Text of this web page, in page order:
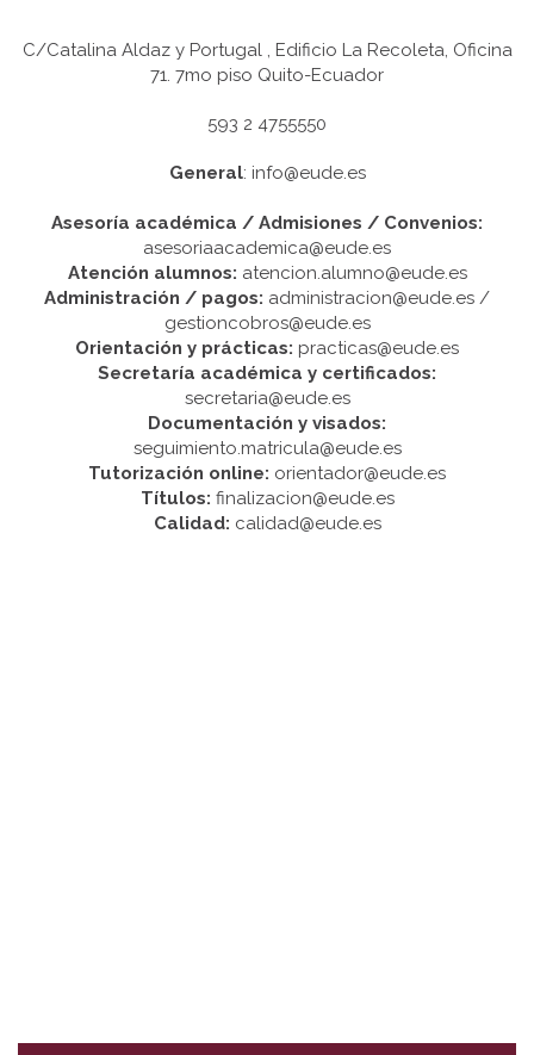
C/Catalina Aldaz y Portugal , Edificio La Recoleta, Oficina
71. 7mo piso Quito-Ecuador
593 2 4755550
General: info@eude.es
Asesoría académica / Admisiones / Convenios:
asesoriaacademica@eude.es
Atención alumnos: atencion.alumno@eude.es
Administración / pagos: administracion@eude.es /
gestioncobros@eude.es
Orientación y prácticas: practicas@eude.es
Secretaría académica y certificados:
secretaria@eude.es
Documentación y visados:
seguimiento.matricula@eude.es
Tutorización online: orientador@eude.es
Títulos: finalizacion@eude.es
Calidad: calidad@eude.es